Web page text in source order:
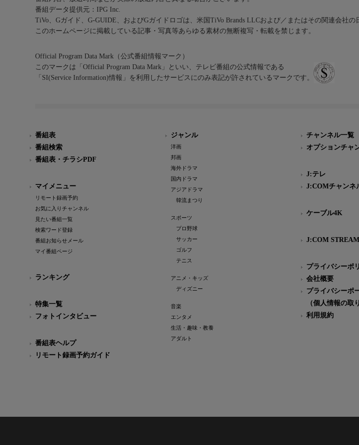
番組データ提供元：IPG Inc.
TiVo、Gガイド、G-GUIDE、およびGガイドロゴは、米国TiVo Brands LLCおよび／またはその関連会社の
このホームページに掲載している記事・写真等あらゆる素材の無断複写・転載を禁じます。
Official Program Data Mark（公式番組情報マーク）
このマークは「Official Program Data Mark」といい、テレビ番組の公式情報である
「SI(Service Information)情報」を利用したサービスにのみ表記が許されているマークです。
番組表
番組検索
番組表・チラシPDF
マイメニュー
リモート録画予約
お気に入りチャンネル
見たい番組一覧
検索ワード登録
番組お知らせメール
マイ番組ページ
ランキング
特集一覧
フォトインタビュー
番組表ヘルプ
リモート録画予約ガイド
ジャンル
洋画
邦画
海外ドラマ
国内ドラマ
アジアドラマ
韓流まつり
スポーツ
プロ野球
サッカー
ゴルフ
テニス
アニメ・キッズ
ディズニー
音楽
エンタメ
生活・趣味・教養
アダルト
チャンネル一覧
オプションチャ
J:テレ
J:COMチャンネ
ケーブル4K
J:COM STREAM
プライバシーポ
会社概要
プライバシーポ
（個人情報の取
利用規約